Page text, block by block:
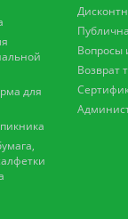
для
Вопросы
Возврат